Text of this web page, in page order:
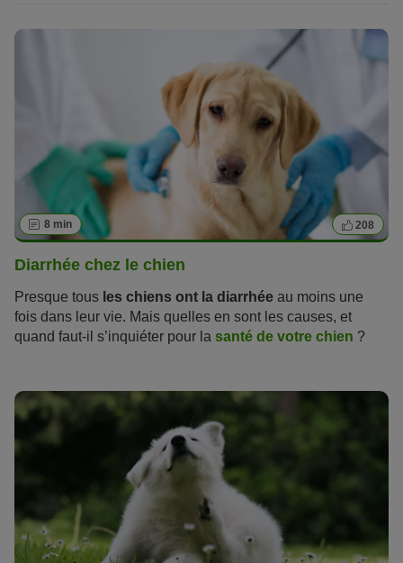
8 min 208
Diarrhée chez le chien
Presque tous les chiens ont la diarrhée au moins une
fois dans leur vie. Mais quelles en sont les causes, et
quand faut-il s’inquiéter pour la santé de votre chien ?